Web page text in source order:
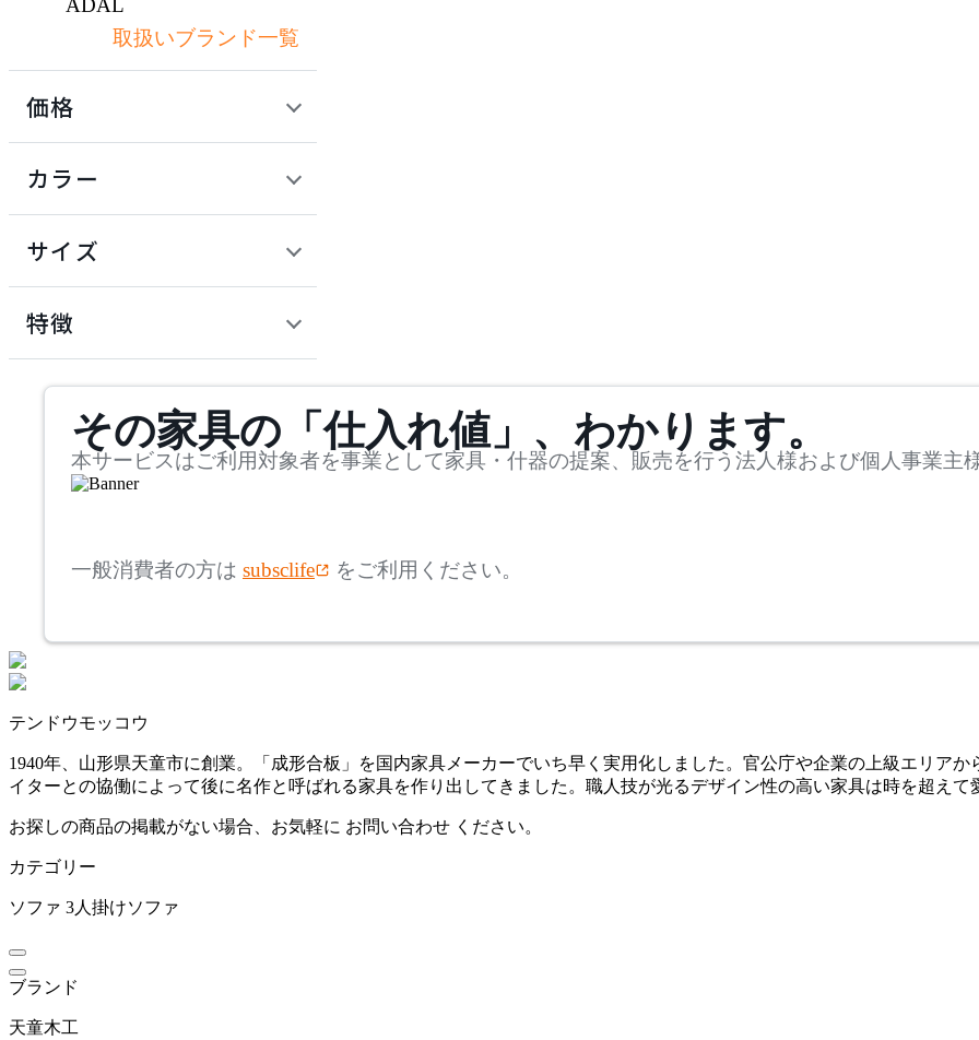
ADAL
アダル
アダルトータルインテリ
ADRS
アリアケ
AZUMAYA
アズマヤ
BoConcept
ボーコンセプト
by interiors
取扱いブランド一覧
価格
カラー
サイズ
mm
検索
~
~
mm
特徴
その家具の「仕入れ値」、わかります。
本サービスはご利用対象者を事業として家具・什器の提案、販売を行う法人様および個人事業主
一般消費者の方は subsclife をご利用ください。
テンドウモッコウ
1940年、山形県天童市に創業。「成形合板」を国内家具メーカーでいち早く実用化しました。官公庁や企業の上級エリア
イターとの協働によって後に名作と呼ばれる家具を作り出してきました。職人技が光るデザイン性の高い家具は時を超えて
お探しの商品の掲載がない場合、お気軽に お問い合わせ ください。
カテゴリー
ソファ 3人掛けソファ
ブランド
天童木工